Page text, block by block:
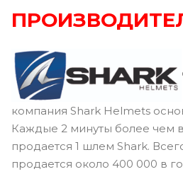
компания Shark Helmets
Каждые 2 минуты более чем
продается 1 шлем Shark.
продается около 400 000 в